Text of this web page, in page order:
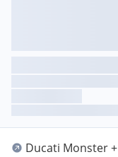
Ducati Monster +